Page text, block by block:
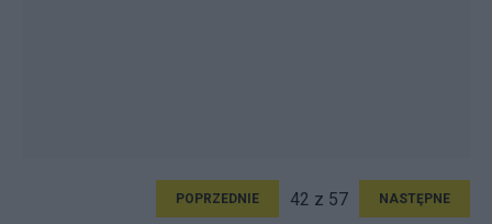
POPRZEDNIE 42 z 57 NASTĘPNE